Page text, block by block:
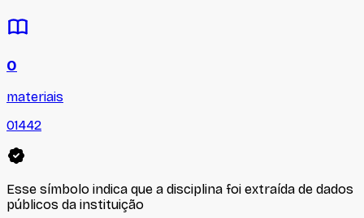
0
materiais
01442
Esse símbolo indica que a disciplina foi extraída de dados
públicos da instituição